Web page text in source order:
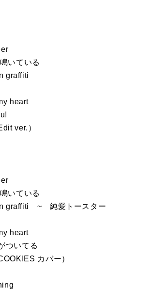
いている
graffiti
heart
ver.）
いている
graffiti ~ 純愛トースター
heart
ついてる
カバー）